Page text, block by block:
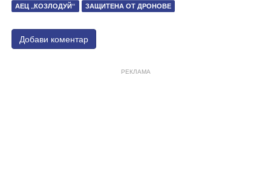
АЕЦ „КОЗЛОДУЙ“ ЗАЩИТЕНА ОТ ДРОНОВЕ
Добави коментар
РЕКЛАМА